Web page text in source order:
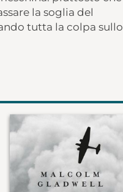
la soglia del
tutta la colpa sullo